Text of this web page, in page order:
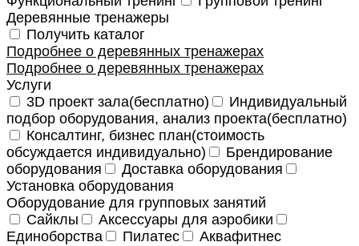
Деревянные тренажеры
Получить каталог
Подробнее о деревянных тренажерах
Подробнее о деревянных тренажерах
Услуги
3D проект зала(бесплатно)
Индивидуальный
подбор оборудования, анализ проекта(бесплатно)
Консалтинг, бизнес план(стоимость
обсуждается индивидуально)
Брендирование
оборудования
Доставка оборудования
Установка оборудования
Оборудование для групповых занятий
Сайклы
Аксессуары для аэробики
Единоборства
Пилатес Аквафитнес